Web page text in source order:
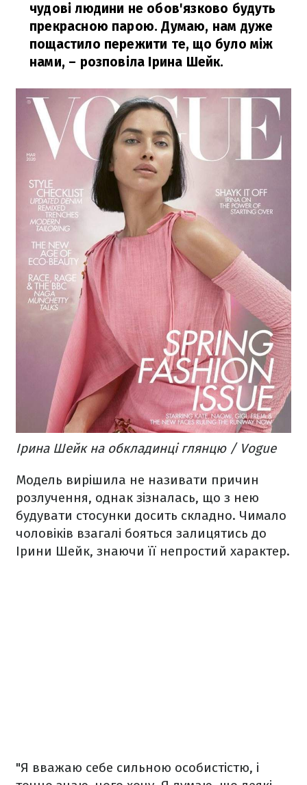
чудові людини не обов'язково будуть
прекрасною парою. Думаю, нам дуже
пощастило пережити те, що було між
нами, – розповіла Ірина Шейк.
Ірина Шейк на обкладинці глянцю / Vogue
Модель вирішила не називати причин
розлучення, однак зізналась, що з нею
будувати стосунки досить складно. Чимало
чоловіків взагалі бояться залицятись до
Ірини Шейк, знаючи її непростий характер.
"Я вважаю себе сильною особистістю, і